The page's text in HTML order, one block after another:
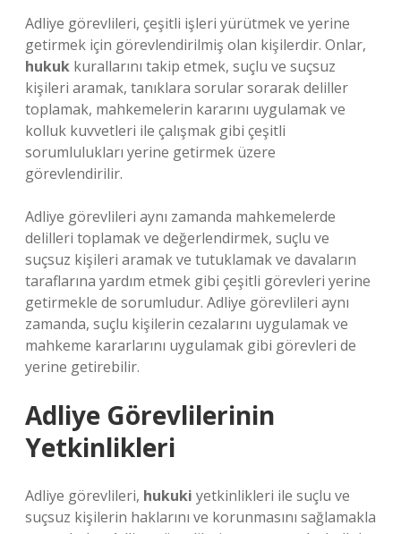
Adliye görevlileri, çeşitli işleri yürütmek ve yerine
getirmek için görevlendirilmiş olan kişilerdir. Onlar,
hukuk kurallarını takip etmek, suçlu ve suçsuz
kişileri aramak, tanıklara sorular sorarak deliller
toplamak, mahkemelerin kararını uygulamak ve
kolluk kuvvetleri ile çalışmak gibi çeşitli
sorumlulukları yerine getirmek üzere
görevlendirilir.
Adliye görevlileri aynı zamanda mahkemelerde
delilleri toplamak ve değerlendirmek, suçlu ve
suçsuz kişileri aramak ve tutuklamak ve davaların
taraflarına yardım etmek gibi çeşitli görevleri yerine
getirmekle de sorumludur. Adliye görevlileri aynı
zamanda, suçlu kişilerin cezalarını uygulamak ve
mahkeme kararlarını uygulamak gibi görevleri de
yerine getirebilir.
Adliye Görevlilerinin
Yetkinlikleri
Adliye görevlileri, hukuki yetkinlikleri ile suçlu ve
suçsuz kişilerin haklarını ve korunmasını sağlamakla